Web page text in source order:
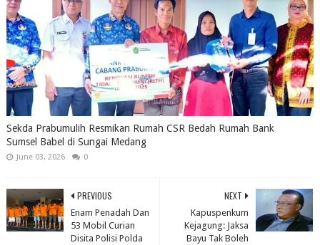
Sekda Prabumulih Resmikan Rumah CSR Bedah Rumah Bank
Sumsel Babel di Sungai Medang
June 03, 2026 0
NEXT
Kapuspenkum
Kejagung: Jaksa
Bayu Tak Boleh
PREVIOUS
Enam Penadah Dan
53 Mobil Curian
Disita Polisi Polda